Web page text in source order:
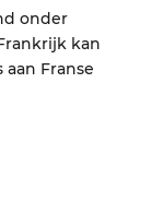
onder
kan
Franse